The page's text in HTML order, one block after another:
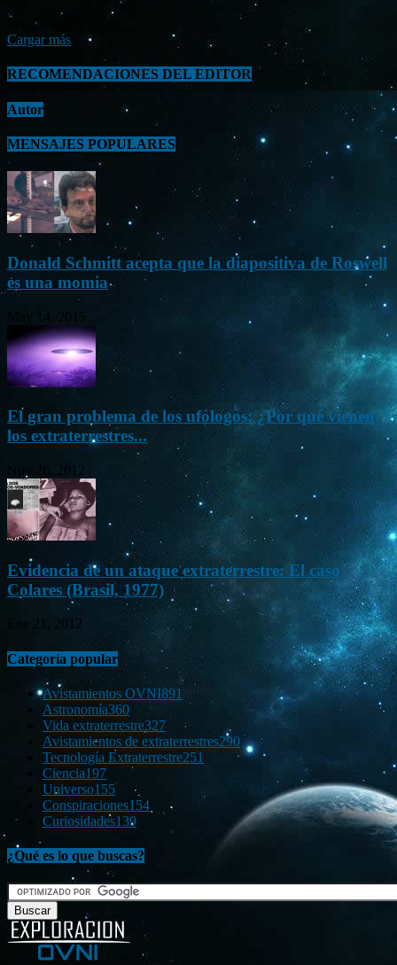
Sep 26, 2023
Cargar más
RECOMENDACIONES DEL EDITOR
Autor
MENSAJES POPULARES
Donald Schmitt acepta que la diapositiva de Roswell
es una momia
May 14, 2015
El gran problema de los ufólogos: ¿Por qué vienen
los extraterrestres...
Nov 26, 2012
Evidencia de un ataque extraterrestre: El caso
Colares (Brasil, 1977)
Ene 21, 2012
Categoría popular
Avistamientos OVNI891
Astronomía360
Vida extraterrestre327
Avistamientos de extraterrestres290
Tecnología Extraterrestre251
Ciencia197
Universo155
Conspiraciones154
Curiosidades139
¿Qué es lo que buscas?